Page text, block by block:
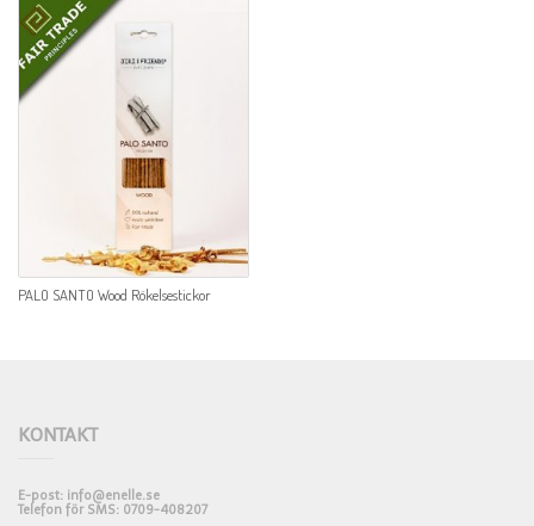
PALO SANTO Wood Rökelsestickor
KONTAKT
E-post: info@enelle.se
Telefon för SMS: 0709-408207